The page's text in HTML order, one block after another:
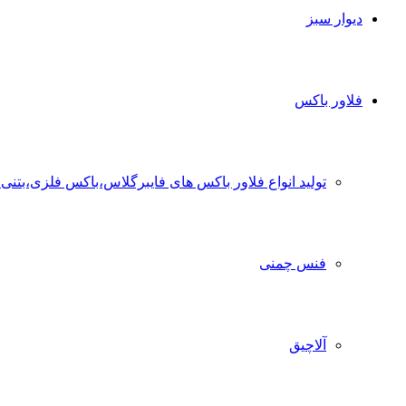
دیوار سبز
فلاور باکس
تولید انواع فلاور باکس های فایبرگلاس،باکس
فنس چمنی
آلاچیق